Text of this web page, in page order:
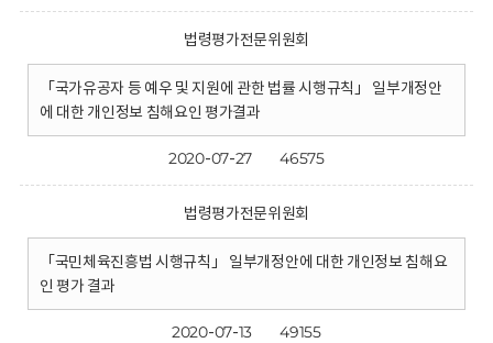
법령평가전문위원회
「국가유공자 등 예우 및 지원에 관한 법률 시행규칙」 일부개정안
에 대한 개인정보 침해요인 평가결과
2020-07-27 46575
법령평가전문위원회
「국민체육진흥법 시행규칙」 일부개정안에 대한 개인정보 침해요
인 평가 결과
2020-07-13 49155